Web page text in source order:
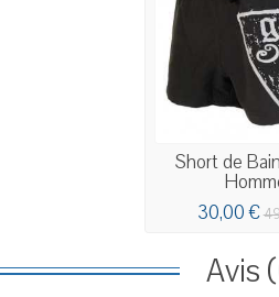
Short de
30,00 €
Avis